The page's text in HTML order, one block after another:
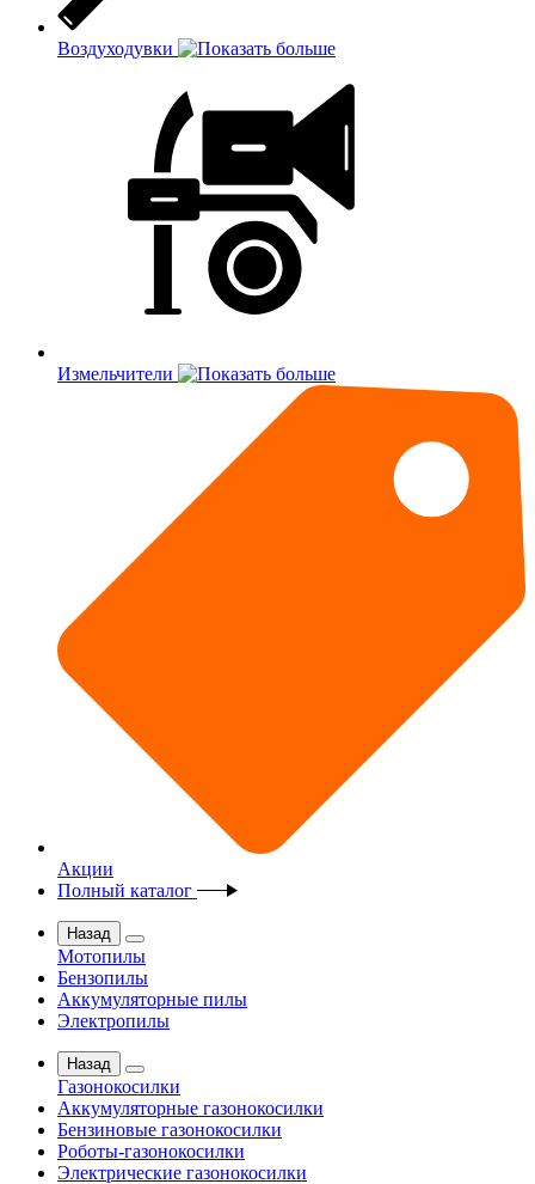
Воздуходувки
Измельчители
Акции
Полный каталог
Назад
Мотопилы
Бензопилы
Аккумуляторные пилы
Электропилы
Назад
Газонокосилки
Аккумуляторные газонокосилки
Бензиновые газонокосилки
Роботы-газонокосилки
Электрические газонокосилки